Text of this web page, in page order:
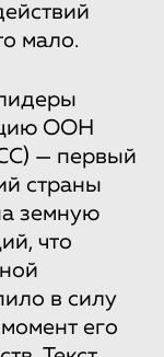
мало.
ООН
— первый
страны
земную
что
в силу
его